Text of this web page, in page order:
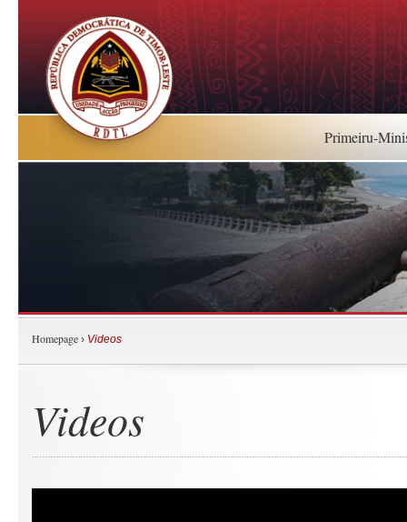
Primeiru-
Homepage › Videos
Videos